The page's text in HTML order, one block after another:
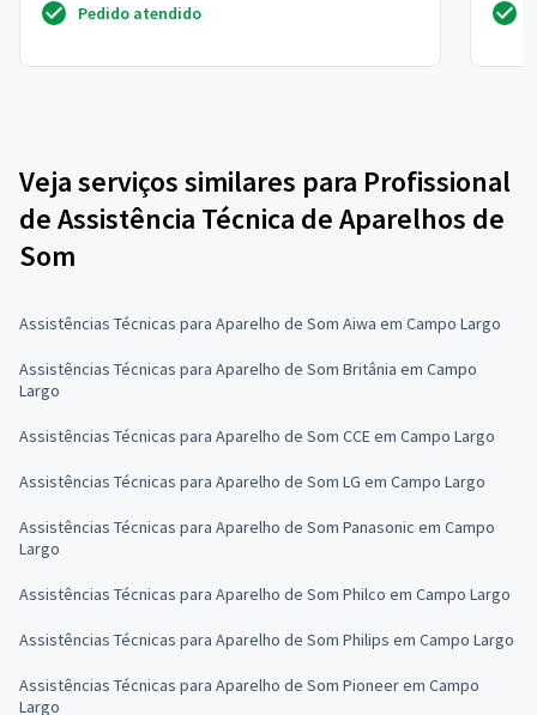
Pedido atendido
Veja serviços similares para Profissional
de Assistência Técnica de Aparelhos de
Som
Assistências Técnicas para Aparelho de Som Aiwa em Campo Largo
Assistências Técnicas para Aparelho de Som Britânia em Campo
Largo
Assistências Técnicas para Aparelho de Som CCE em Campo Largo
Assistências Técnicas para Aparelho de Som LG em Campo Largo
Assistências Técnicas para Aparelho de Som Panasonic em Campo
Largo
Assistências Técnicas para Aparelho de Som Philco em Campo Largo
Assistências Técnicas para Aparelho de Som Philips em Campo Largo
Assistências Técnicas para Aparelho de Som Pioneer em Campo
Largo